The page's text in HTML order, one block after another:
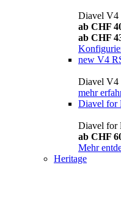
Diavel V4
ab CHF
ab CHF
new V4
Diavel V4
mehr
Diavel for
Diavel for
ab CHF
Mehr
Heritage